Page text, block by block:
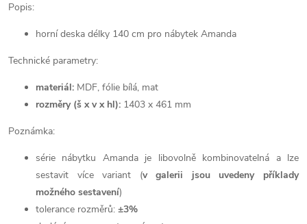
Popis:
horní deska délky 140 cm pro nábytek Amanda
Technické parametry:
materiál: MDF, fólie bílá, mat
rozměry (š x v x hl): 1403 x 461 mm
Poznámka:
série nábytku Amanda je libovolně kombinovatelná a lze
sestavit více variant (v galerii jsou uvedeny příklady
možného sestavení)
tolerance rozměrů: ±3%